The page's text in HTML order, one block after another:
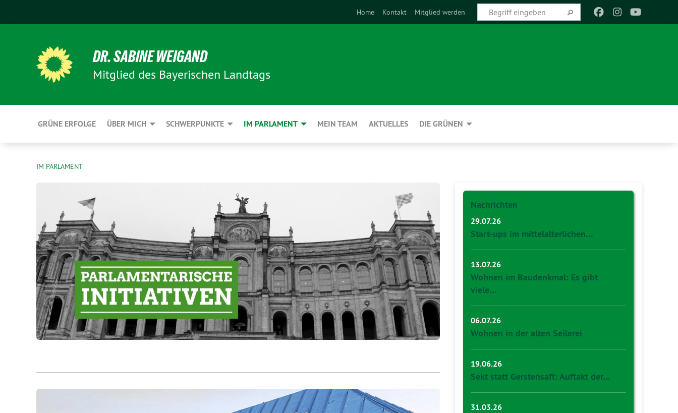
Home Kontakt Mitglied werden
DR. SABINE WEIGAND
Mitglied des Bayerischen Landtags
GRÜNE ERFOLGE ÜBER MICH SCHWERPUNKTE IM PARLAMENT MEIN TEAM AKTUELLES DIE GRÜNEN
IM PARLAMENT
Nachrichten
29.07.26
Start-ups im mittelalterlichen…
13.07.26
Wohnen im Baudenkmal: Es gibt
viele…
06.07.26
Wohnen in der alten Seilerei
19.06.26
Sekt statt Gerstensaft: Auftakt der…
31.03.26